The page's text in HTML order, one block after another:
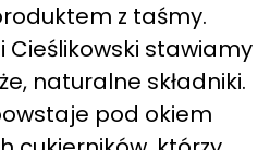
z taśmy.
Cieślikowski stawiamy
naturalne składniki.
pod okiem